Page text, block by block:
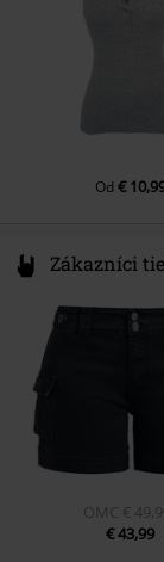
Od €
Zákazníci
OMC € 49,99
€ 43,99